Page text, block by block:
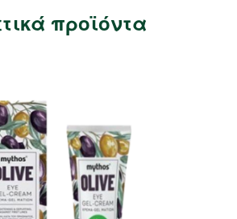
προϊόντα